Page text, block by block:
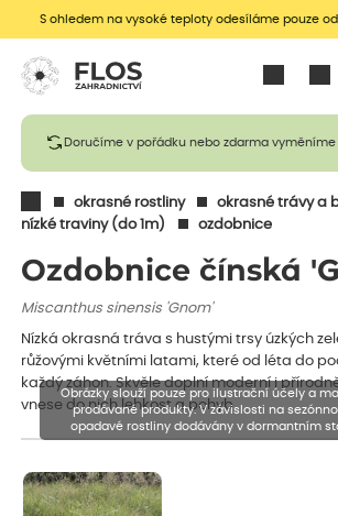
S ohledem na vysoké teploty odesíláme pouze
Doručíme v pořádku nebo zdarma vyměníme
okrasné rostliny
okrasné trávy a
nízké traviny (do 1m)
ozdobnice
Ozdobnice čínská
Miscanthus sinensis 'Gnom'
Nízká okrasná tráva s hustými trsy úzkých
růžovými květními latami, které od léta do
každý záhon. Skvěle doplní moderní i
vnese do nich lehkost a pohyb.
Obrázky slouží pouze pro ilustrační účely a
prodávané produkty. V závislosti na
opadavé rostliny dodávány v dormantním
Rostliny mohou být také sestřiženy níže, než